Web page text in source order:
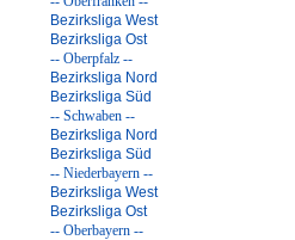
Bezirksliga West
Bezirksliga Ost
-- Oberpfalz --
Bezirksliga Nord
Bezirksliga Süd
-- Schwaben --
Bezirksliga Nord
Bezirksliga Süd
-- Niederbayern --
Bezirksliga West
Bezirksliga Ost
-- Oberbayern --